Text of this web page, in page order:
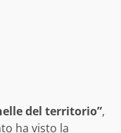
del territorio”,
ha visto la